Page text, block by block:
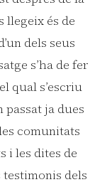
llegeix és de
dels seus
s’ha de fer
qual s’escriu
passat ja dues
comunitats
i les dites de
testimonis dels